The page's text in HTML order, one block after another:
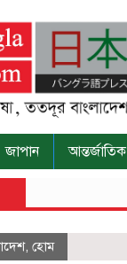
জাপান আন্তর্জাতিক
, হোম